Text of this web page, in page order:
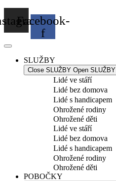
Facebook-
f
SLUŽBY
Close SLUŽBY Open SLUŽBY
Lidé ve stáří
Lidé bez domova
Lidé s handicapem
Ohrožené rodiny
Ohrožené děti
Lidé ve stáří
Lidé bez domova
Lidé s handicapem
Ohrožené rodiny
Ohrožené děti
POBOČKY